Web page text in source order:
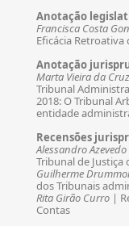
Anotação
Francisca Costa
Eficácia
Anotação
Marta Vieira da Cruz
Tribunal
2018: O Tribunal
entidade
Recensões
Alessandro Azevedo
Tribunal de Justiça
Guilherme
dos Tribunais
Rita Girão Curro |
Contas